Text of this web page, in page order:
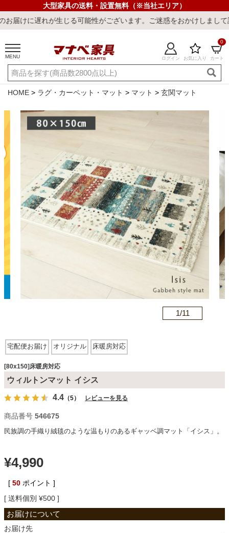
大型家具の送料・設置無料（※当社エリア）
る可能性がございます。ご迷惑をおかけしまして誠に申し訳ござ
MENU ログイン お気に入り カート
0
ご利用ガイド 新規会員登録
店舗一覧 閲覧履歴
最短発送 冷感ラグ 冷感寝具 ワークデスク ウィルトンラ
ダイニングテーブル・セット
椅子・チェア
収納家具
HOME ラグ・カーペット・マット マット 玄関マット
1/11
宅配便お届け オリジナル 床暖房対応
[80x150]床暖房対応
ウィルトンマット イシス
4.4 （5） レビューを見る
商品番号 546675
民族調の手織り絨毯のような温もりのあるギャッベ調マット「イシス」。
¥4,990
[ 50 ポイント ]
送料個別 ¥500
お届け先